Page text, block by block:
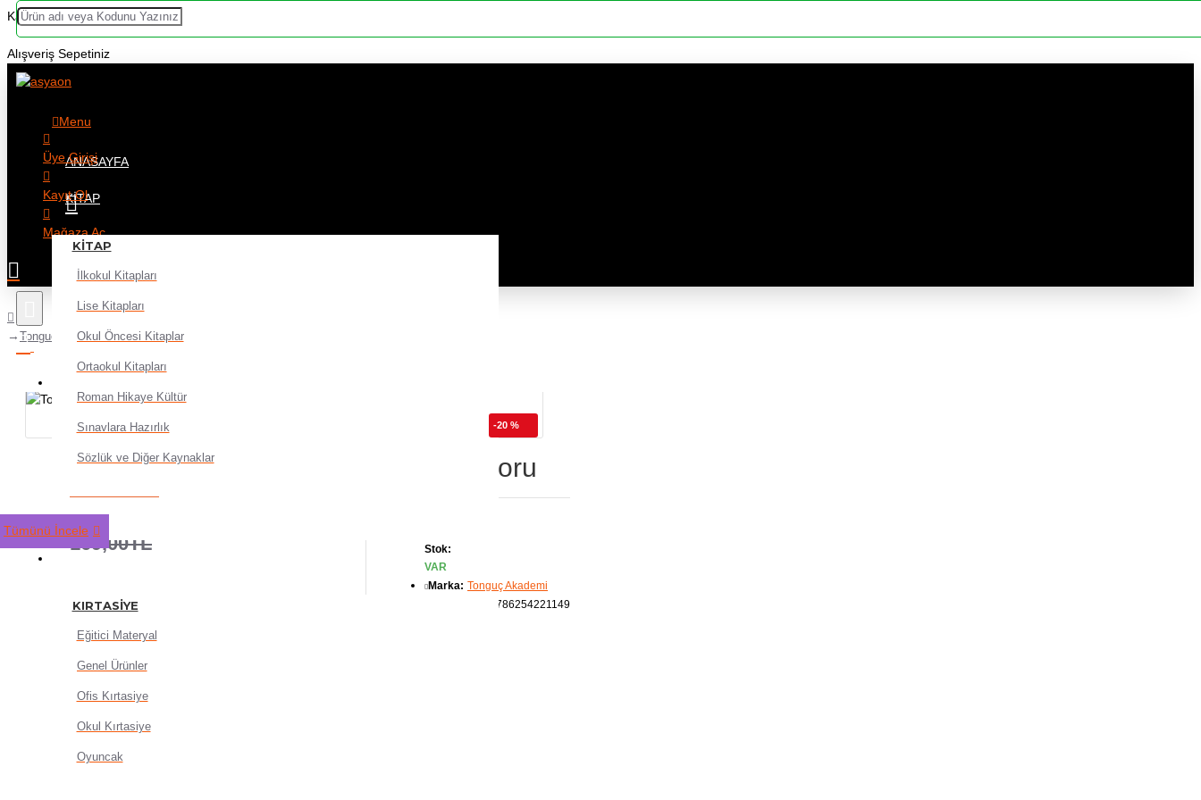
Kategoriler
Alışveriş Sepetiniz
Menu
ANASAYFA
KITAP
KITAP
İlkokul Kitapları
Lise Kitapları
Okul Öncesi Kitaplar
Ortaokul Kitapları
Roman Hikaye Kültür
Sınavlara Hazırlık
Sözlük ve Diğer Kaynaklar
Tümünü İncele
KIRTASIYE
Eğitici Materyal
Genel Ürünler
Ofis Kırtasiye
Okul Kırtasiye
Oyuncak
Üye Girişi
Kayıt Ol
Mağaza Aç
Tonguç Fundamentals Ayt Biyoloji Soru
-20 %
Tonguç Fundamentals Ayt Biyoloji Soru
135,20TL
169,00TL
Stok:
VAR
Marka: Tonguç Akademi
9786254221149
SEPETE EKLE
HEMEN AL